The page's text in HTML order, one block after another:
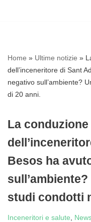
Home » Ultime notizie »
dell’inceneritore di Sant
negativo sull’ambiente?
di 20 anni.
La
Besos ha
studi condotti
Inceneritori e salute,